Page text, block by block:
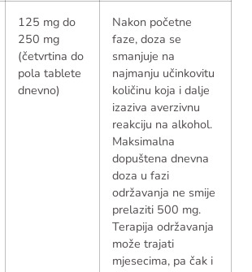
125 mg do
250 mg
(četvrtina do
pola tablete
dnevno)
Nakon početne
faze, doza se
smanjuje na
najmanju učinkovitu
količinu koja i dalje
izaziva averzivnu
reakciju na alkohol.
Maksimalna
dopuštena dnevna
doza u fazi
održavanja ne smije
prelaziti 500 mg.
Terapija održavanja
može trajati
mjesecima, pa čak i